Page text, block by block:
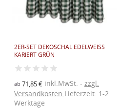
2ER-SET DEKOSCHAL EDELWEISS K
ARIERT GRÜN
ab 71,85 € inkl.MwSt.
zzgl.
Versandkosten Lieferzeit: 1-2
Werktage